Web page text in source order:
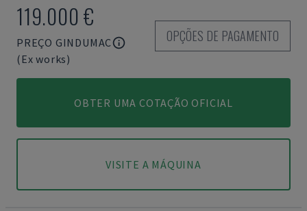
119.000 €
PREÇO GINDUMAC
(Ex works)
OPÇÕES DE PAGAMENTO
OBTER UMA COTAÇÃO OFICIAL
VISITE A MÁQUINA